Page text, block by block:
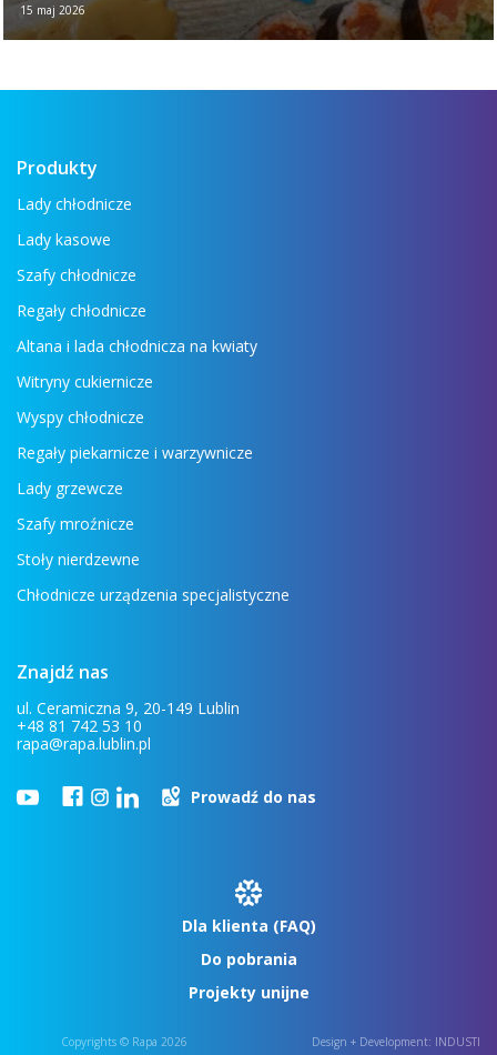
15 maj 2026
Nowa broszura - Urządzenia dla branży
Produkty
Lady chłodnicze
Lady kasowe
Szafy chłodnicze
Regały chłodnicze
Altana i lada chłodnicza na kwiaty
Witryny cukiernicze
Wyspy chłodnicze
Regały piekarnicze i warzywnicze
Lady grzewcze
Szafy mroźnicze
Stoły nierdzewne
Chłodnicze urządzenia specjalistyczne
Znajdź nas
ul. Ceramiczna 9, 20-149 Lublin
+48 81 742 53 10
rapa@rapa.lublin.pl
Prowadź do nas
Dla klienta (FAQ)
Do pobrania
Projekty unijne
Copyrights © Rapa 2026 Design + Development: INDUSTI